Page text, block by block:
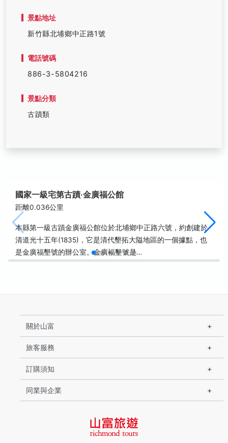
景點地址
新竹縣北埔鄉中正路1號
電話號碼
886-3-5804216
景點分類
古蹟類
國家一級宅第古蹟‧金廣福公館
距離0.036公里
本縣第一級古蹟金廣福公館位於北埔鄉中正路六號，約創建於
清道光十五年(1835)，它是清代墾拓大隘地區的一個據點，也
是金廣福墾號的辦公室。金廣福墾號是…
關於山富
旅客服務
訂購須知
同業與企業